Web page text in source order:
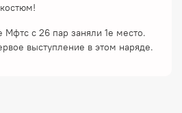
Мфтс с 26 пар заняли 1е место.
выступление в этом наряде.